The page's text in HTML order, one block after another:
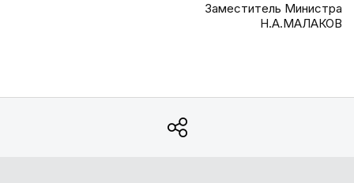
Заместитель Министра
Н.А.МАЛАКОВ